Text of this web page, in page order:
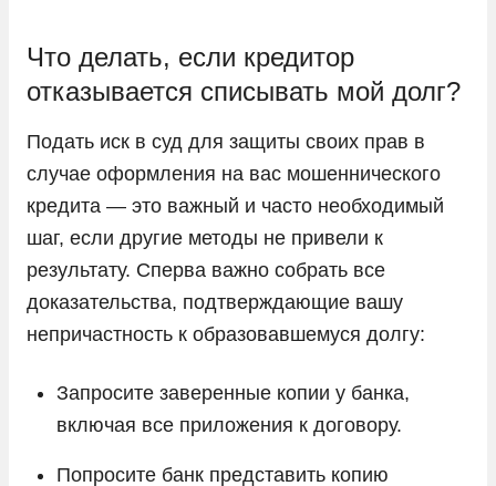
Что делать, если кредитор
отказывается списывать мой долг?
Подать иск в суд для защиты своих прав в
случае оформления на вас мошеннического
кредита — это важный и часто необходимый
шаг, если другие методы не привели к
результату. Сперва важно собрать все
доказательства, подтверждающие вашу
непричастность к образовавшемуся долгу:
Запросите заверенные копии у банка,
включая все приложения к договору.
Попросите банк представить копию